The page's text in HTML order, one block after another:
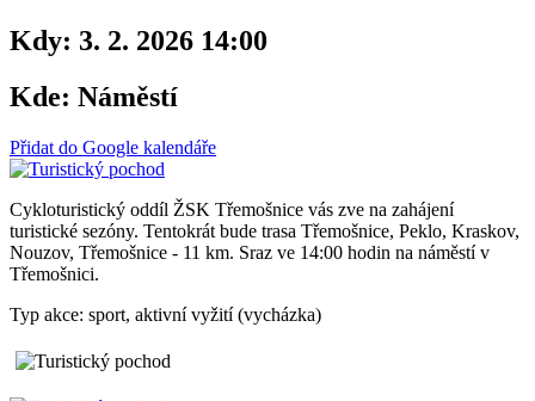
Kdy: 3. 2. 2026 14:00
Kde: Náměstí
Přidat do Google kalendáře
Cykloturistický oddíl ŽSK Třemošnice vás zve na zahájení
turistické sezóny. Tentokrát bude trasa Třemošnice, Peklo, Kraskov,
Nouzov, Třemošnice - 11 km. Sraz ve 14:00 hodin na náměstí v
Třemošnici.
Typ akce: sport, aktivní vyžití (vycházka)